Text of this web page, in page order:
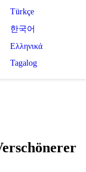
Türkçe
한국어
Ελληνικά
Tagalog